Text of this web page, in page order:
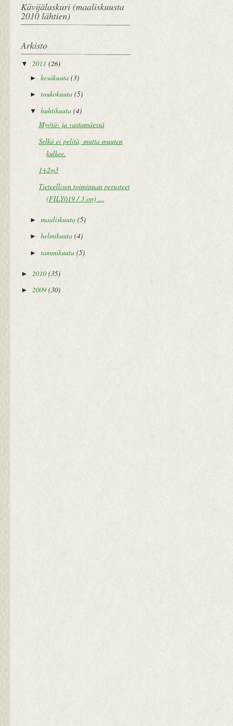
Kävijälaskuri (maaliskuusta
2010 lähtien)
Arkisto
▼ 2011 (26)
► kesäkuuta (3)
► toukokuuta (5)
▼ huhtikuuta (4)
Myötä- ja vastamäessä
Selkä ei pelitä, mutta muuten
kulkee.
1+2=3
Tieteellisen toiminnan perusteet
(FILY019 / 3 op) ...
► maaliskuuta (5)
► helmikuuta (4)
► tammikuuta (5)
► 2010 (35)
► 2009 (30)